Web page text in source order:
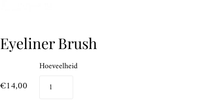
Eyeliner Brush
€14,00
Hoeveelheid